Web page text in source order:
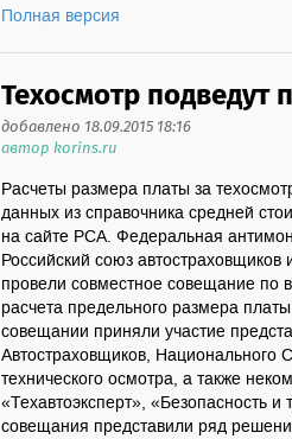
Полная версия
Техосмотр подведут
добавлено 18.09.2015 18:16
автор korins.ru
Расчеты размера платы за
данных из справочника средней
на сайте РСА. Федеральная
Российский союз
провели совместное совещание по
расчета предельного размера
совещании приняли участие
Автостраховщиков, Национального
технического осмотра, а также
«Техавтоэксперт», «Безопасность
совещания представили ряд